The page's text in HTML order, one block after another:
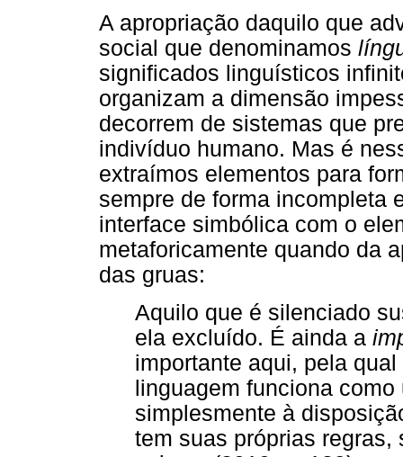
A apropriação daquilo que
social que denominamos
significados linguísticos
organizam a dimensão
decorrem de sistemas que
indivíduo humano. Mas é
extraímos elementos para
sempre de forma incompleta
interface simbólica com o
metaforicamente quando da
das gruas:
Aquilo que é silenciado
ela excluído. É ainda a
importante aqui, pela
linguagem funciona
simplesmente à
tem suas próprias regras,